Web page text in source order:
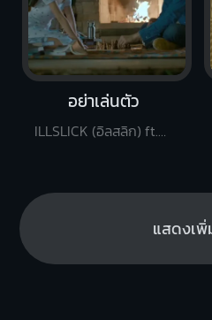
อย่าเล่นตัว
ILLSLICK (อิลสลิก) ft.KK
แสดงเพิ่